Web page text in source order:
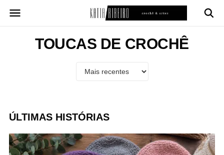
para
TOUCAS DE CROCHÊ
ÚLTIMAS HISTÓRIAS